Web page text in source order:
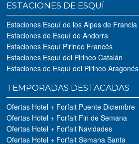
ESTACIONES DE ESQUÍ
Estaciones Esquí de los Alpes de Francia
Estaciones de Esquí de Andorra
Estaciones Esquí Pirineo Francés
Estaciones Esquí del Pirineo Catalán
Estaciones de Esquí del Pirineo Aragonés
TEMPORADAS DESTACADAS
Ofertas Hotel + Forfait Puente Diciembre
Ofertas Hotel + Forfait Fin de Semana
Ofertas Hotel + Forfait Navidades
Ofertas Hotel + Forfait Semana Santa